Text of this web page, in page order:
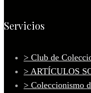
Servicios
> Club de
> ARTÍCULOS
> Coleccionismo